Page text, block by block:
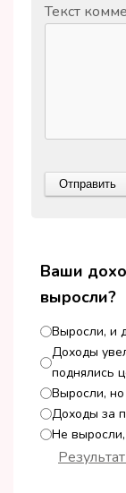
Текст
Ваши
выросли?
Выросли, и
Доходы
поднялись
Выросли,
Доходы за
Не